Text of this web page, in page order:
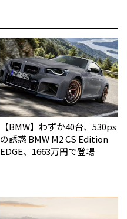
【BMW】わずか40台、530ps
の誘惑 BMW M2 CS Edition
EDGE、1663万円で登場